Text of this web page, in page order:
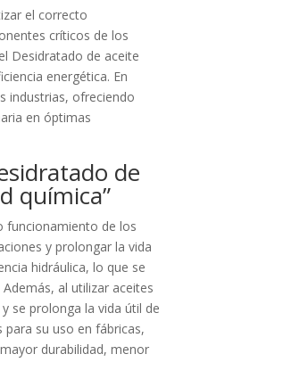
el correcto
críticos de los
Desidratado de aceite
energética. En
industrias, ofreciendo
en óptimas
de
química”
funcionamiento de los
y prolongar la vida
hidráulica, lo que se
al utilizar aceites
se prolonga la vida útil de
su uso en fábricas,
durabilidad, menor